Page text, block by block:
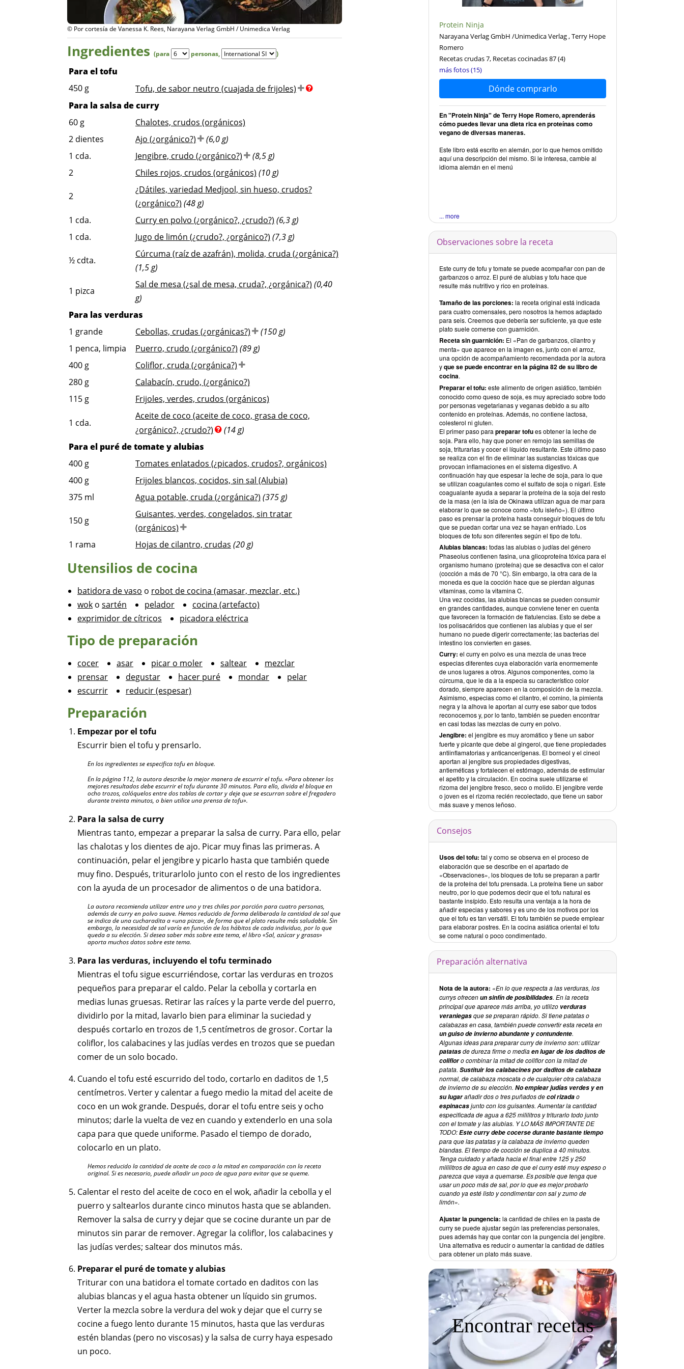
© Por cortesía de Vanessa K. Rees, Narayana Verlag GmbH / Unimedica Verlag
Ingredientes (para personas, )
Para el tofu
450 g
Tofu, de sabor neutro (cuajada de frijoles)
Para la salsa de curry
60 g
Chalotes, crudos (orgánicos)
2 dientes Ajo (¿orgánico?)
(6,0 g)
1 cda. Jengibre, crudo (¿orgánico?)
(8,5 g)
2
Chiles rojos, crudos (orgánicos) (10 g)
2
¿Dátiles, variedad Medjool, sin hueso, crudos?
(¿orgánico?) (48 g)
1 cda. Curry en polvo (¿orgánico?, ¿crudo?) (6,3 g)
1 cda. Jugo de limón (¿crudo?, ¿orgánico?) (7,3 g)
½ cdta.
Cúrcuma (raíz de azafrán), molida, cruda (¿orgánica?)
(1,5 g)
1 pizca
Sal de mesa (¿sal de mesa, cruda?, ¿orgánica?) (0,40
g)
Para las verduras
1 grande Cebollas, crudas (¿orgánicas?)
(150 g)
1 penca, limpia Puerro, crudo (¿orgánico?) (89 g)
400 g
Coliflor, cruda (¿orgánica?)
280 g
Calabacín, crudo, (¿orgánico?)
115 g Frijoles, verdes, crudos (orgánicos)
1 cda.
Aceite de coco (aceite de coco, grasa de coco,
¿orgánico?, ¿crudo?)
(14 g)
Para el puré de tomate y alubias
400 g
Tomates enlatados (¿picados, crudos?, orgánicos)
400 g
Frijoles blancos, cocidos, sin sal (Alubia)
375 ml Agua potable, cruda (¿orgánica?) (375 g)
150 g
Guisantes, verdes, congelados, sin tratar
(orgánicos)
1 rama Hojas de cilantro, crudas (20 g)
Utensilios de cocina
batidora de vaso o robot de cocina (amasar, mezclar, etc.)
wok o sartén pelador
cocina (artefacto)
exprimidor de cítricos
picadora eléctrica
Tipo de preparación
cocer asar picar o moler saltear
mezclar
prensar
degustar hacer puré mondar
pelar
escurrir
reducir (espesar)
Preparación
Empezar por el tofu
Escurrir bien el tofu y prensarlo.
En los ingredientes se especifica tofu en bloque.
En la página 112, la autora describe la mejor manera de escurrir el tofu. «Para obtener los
mejores resultados debe escurrir el tofu durante 30 minutos. Para ello, divida el bloque en
ocho trozos, colóquelos entre dos tablas de cortar y deje que se escurran sobre el fregadero
durante treinta minutos, o bien utilice una prensa de tofu».
Para la salsa de curry
Mientras tanto, empezar a preparar la salsa de curry. Para ello, pelar
las chalotas y los dientes de ajo. Picar muy finas las primeras. A
continuación, pelar el jengibre y picarlo hasta que también quede
muy fino. Después, triturarlolo junto con el resto de los ingredientes
con la ayuda de un procesador de alimentos o de una batidora.
La autora recomienda utilizar entre uno y tres chiles por porción para cuatro personas,
además de curry en polvo suave. Hemos reducido de forma deliberada la cantidad de sal que
se indica de una cucharadita a «una pizca», de forma que el plato resulte más saludable. Sin
embargo, la necesidad de sal varía en función de los hábitos de cada individuo, por lo que
queda a su elección. Si desea saber más sobre este tema, el libro «Sal, azúcar y grasas»
aporta muchos datos sobre este tema.
Para las verduras, incluyendo el tofu terminado
Mientras el tofu sigue escurriéndose, cortar las verduras en trozos
pequeños para preparar el caldo. Pelar la cebolla y cortarla en
medias lunas gruesas. Retirar las raíces y la parte verde del puerro,
dividirlo por la mitad, lavarlo bien para eliminar la suciedad y
después cortarlo en trozos de 1,5 centímetros de grosor. Cortar la
coliflor, los calabacines y las judías verdes en trozos que se puedan
comer de un solo bocado.
Cuando el tofu esté escurrido del todo, cortarlo en daditos de 1,5
centímetros. Verter y calentar a fuego medio la mitad del aceite de
coco en un wok grande. Después, dorar el tofu entre seis y ocho
minutos; darle la vuelta de vez en cuando y extenderlo en una sola
capa para que quede uniforme. Pasado el tiempo de dorado,
colocarlo en un plato.
Hemos reducido la cantidad de aceite de coco a la mitad en comparación con la receta
original. Si es necesario, puede añadir un poco de agua para evitar que se queme.
Calentar el resto del aceite de coco en el wok, añadir la cebolla y el
puerro y saltearlos durante cinco minutos hasta que se ablanden.
Remover la salsa de curry y dejar que se cocine durante un par de
minutos sin parar de remover. Agregar la coliflor, los calabacines y
las judías verdes; saltear dos minutos más.
Preparar el puré de tomate y alubias
Triturar con una batidora el tomate cortado en daditos con las
alubias blancas y el agua hasta obtener un líquido sin grumos.
Verter la mezcla sobre la verdura del wok y dejar que el curry se
cocine a fuego lento durante 15 minutos, hasta que las verduras
estén blandas (pero no viscosas) y la salsa de curry haya espesado
un poco.
Protein Ninja
Narayana Verlag GmbH /Unimedica Verlag , Terry Hope
Romero
Recetas crudas 7, Recetas cocinadas 87(4)
más fotos (15)
Dónde comprarlo
En "Protein Ninja" de Terry Hope Romero, aprenderás
cómo puedes llevar una dieta rica en proteínas como
vegano de diversas maneras.
Este libro está escrito en alemán, por lo que hemos omitido
aquí una descripción del mismo. Si le interesa, cambie al
idioma alemán en el menú
... more
Observaciones sobre la receta
Este curry de tofu y tomate se puede acompañar con pan de
garbanzos o arroz. El puré de alubias y tofu hace que
resulte más nutritivo y rico en proteínas.
Tamaño de las porciones: la receta original está indicada
para cuatro comensales, pero nosotros la hemos adaptado
para seis. Creemos que debería ser suficiente, ya que este
plato suele comerse con guarnición.
Receta sin guarnición: El «Pan de garbanzos, cilantro y
menta» que aparece en la imagen es, junto con el arroz,
una opción de acompañamiento recomendada por la autora
yque se puede encontrar en la página 82 de su libro de
cocina.
Preparar el tofu: este alimento de origen asiático, también
conocido como queso de soja, es muy apreciado sobre todo
por personas vegetarianas y veganas debido a su alto
contenido en proteínas. Además, no contiene lactosa,
colesterol ni gluten.
El primer paso para preparar tofues obtener la leche de
soja. Para ello, hay que poner en remojo las semillas de
soja, triturarlas y cocer el líquido resultante. Este último paso
se realiza con el fin de eliminar las sustancias tóxicas que
provocan inflamaciones en el sistema digestivo. A
continuación hay que espesar la leche de soja, para lo que
se utilizan coagulantes como el sulfato de soja o nigari. Este
coagualante ayuda a separar la proteína de la soja del resto
de la masa (en la isla de Okinawa utilizan agua de mar para
elaborar lo que se conoce como «tofu isleño»). El último
paso es prensar la proteína hasta conseguir bloques de tofu
que se puedan cortar una vez se hayan enfriado. Los
bloques de tofu son diferentes según el tipo de tofu.
Alubias blancas: todas las alubias o judías del género
Phaseolus contienen fasina, una glicoproteína tóxica para el
organismo humano (proteína) que se desactiva con el calor
(cocción a más de 70 °C). Sin embargo, la otra cara de la
moneda es que la cocción hace que se pierdan algunas
vitaminas, como la vitamina C.
Una vez cocidas, las alubias blancas se pueden consumir
en grandes cantidades, aunque conviene tener en cuenta
que favorecen la formación de flatulencias. Esto se debe a
los polisacáridos que contienen las alubias y que el ser
humano no puede digerir correctamente; las bacterias del
intestino los convierten en gases.
Curry: el curry en polvo es una mezcla de unas trece
especias diferentes cuya elaboración varía enormemente
de unos lugares a otros. Algunos componentes, como la
cúrcuma, que le da a la especia su característico color
dorado, siempre aparecen en la composición de la mezcla.
Asimismo, especias como el cilantro, el comino, la pimienta
negra y la alhova le aportan al curry ese sabor que todos
reconocemos y, por lo tanto, también se pueden encontrar
en casi todas las mezclas de curry en polvo.
Jengibre: el jengibre es muy aromático y tiene un sabor
fuerte y picante que debe al gingerol, que tiene propiedades
antiinflamatorias y anticancerígenas. El borneol y el cineol
aportan al jengibre sus propiedades digestivas,
antieméticas y fortalecen el estómago, además de estimular
el apetito y la circulación. En cocina suele utilizarse el
rizoma del jengibre fresco, seco o molido. El jengibre verde
o joven es el rizoma recién recolectado, que tiene un sabor
más suave y menos leñoso.
Consejos
Usos del tofu: tal y como se observa en el proceso de
elaboración que se describe en el apartado de
«Observaciones», los bloques de tofu se preparan a partir
de la proteína del tofu prensada. La proteína tiene un sabor
neutro, por lo que podemos decir que el tofu natural es
bastante insípido. Esto resulta una ventaja a la hora de
añadir especias y sabores y es uno de los motivos por los
que el tofu es tan versátil. El tofu también se puede emplear
para elaborar postres. En la cocina asiática oriental el tofu
se come natural o poco condimentado.
Preparación alternativa
Nota de la autora: «En lo que respecta a las verduras, los
currys ofrecenun sinfín de posibilidades. En la receta
principal que aparece más arriba, yo utilizo verduras
veraniegasque se preparan rápido. Si tiene patatas o
calabazas en casa, también puede convertir esta receta en
un guiso de invierno abundante y contundente.
Algunas ideas para preparar curry de invierno son: utilizar
patatasde dureza firme o mediaen lugar de los daditos de
colifloro combinar la mitad de coliflor con la mitad de
patata. Sustituir los calabacines por daditos de calabaza
normal, de calabaza moscata o de cualquier otra calabaza
de invierno de su elección. No emplear judías verdes y en
su lugarañadir dos o tres puñados decol rizadao
espinacasjunto con los guisantes. Aumentar la cantidad
especificada de agua a 625 mililitros y triturarlo todo junto
con el tomate y las alubias. Y LO MÁS IMPORTANTE DE
TODO:Este curry debe cocerse durante bastante tiempo
para que las patatas y la calabaza de invierno queden
blandas. El tiempo de cocción se duplica a 40 minutos.
Tenga cuidado y añada hacia el final entre 125 y 250
mililitros de agua en caso de que el curry esté muy espeso o
parezca que vaya a quemarse. Es posible que tenga que
usar un poco más de sal, por lo que es mejor probarlo
cuando ya esté listo y condimentar con sal y zumo de
limón».
Ajustar la pungencia: la cantidad de chiles en la pasta de
curry se puede ajustar según las preferencias personales,
pues además hay que contar con la pungencia del jengibre.
Una alternativa es reducir o aumentar la cantidad de dátiles
para obtener un plato más suave.
Encontrar recetas